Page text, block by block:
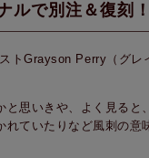
ルで別注＆復刻！
トGrayson Perry（グレ
と思いきや、よく見ると
れていたりなど風刺の意